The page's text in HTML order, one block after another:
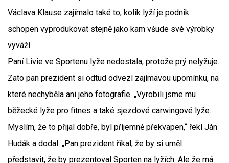
Václava Klause zajímalo také to, kolik lyží je podnik
schopen vyprodukovat stejně jako kam všude své výrobky
vyváží.
Paní Livie ve Sportenu lyže nedostala, protože prý nelyžuje.
Zato pan prezident si odtud odvezl zajímavou upomínku, na
které nechyběla ani jeho fotografie. „Vyrobili jsme mu
běžecké lyže pro fitnes a také sjezdové carwingové lyže.
Myslím, že to přijal dobře, byl příjemně překvapen,“ řekl Ján
Hudák a dodal: „Pan prezident říkal, že by si uměl
představit, že by prezentoval Sporten na lyžích. Ale že má